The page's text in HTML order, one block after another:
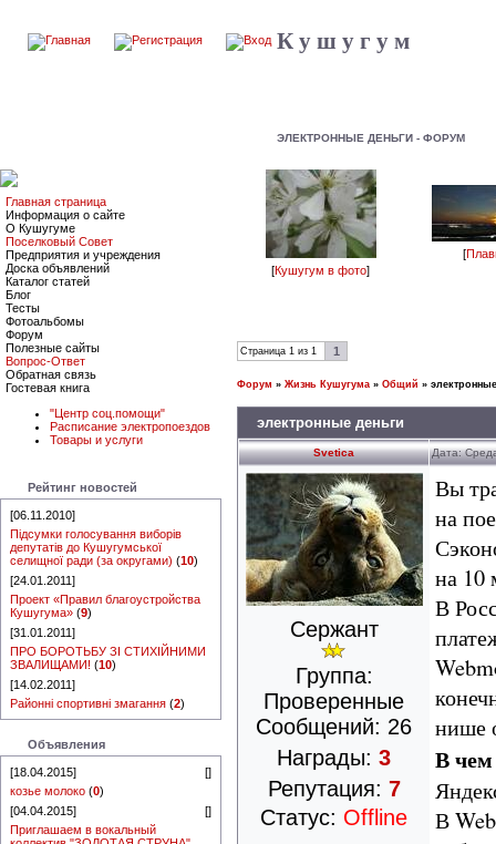
К у ш у г у м
ЭЛЕКТРОННЫЕ ДЕНЬГИ - ФОРУМ
Главная страница
Информация о сайте
О Кушугуме
Поселковый Совет
Предприятия и учреждения
Доска объявлений
Каталог статей
Блог
Тесты
Фотоальбомы
Форум
Полезные сайты
Вопрос-Ответ
Обратная связь
Гостевая книга
"Центр соц.помощи"
Расписание электропоездов
Товары и услуги
Рейтинг новостей
[06.11.2010]
Підсумки голосування виборів
депутатів до Кушугумської
селищної ради (за округами) (10)
[24.01.2011]
Проект «Правил благоустройства
Кушугума» (9)
[31.01.2011]
ПРО БОРОТЬБУ ЗІ СТИХІЙНИМИ
ЗВАЛИЩАМИ! (10)
[14.02.2011]
Районні спортивні змагання (2)
Объявления
[18.04.2015] []
козье молоко (0)
[04.04.2015]
[]
Приглашаем в вокальный
[Кушугум в фото]
[
Страница 1 из 1 1
Форум » Жизнь Кушугума » Общий »
электронные деньги
Svetica Дата:
Сержант
Группа:
Проверенные
Сообщений: 26
Награды: 3
Репутация: 7
Статус: Offline
Вы
на
на 10
В
нише
В чем
В